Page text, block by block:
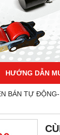
HƯỚNG DẪN
BÁN TỰ